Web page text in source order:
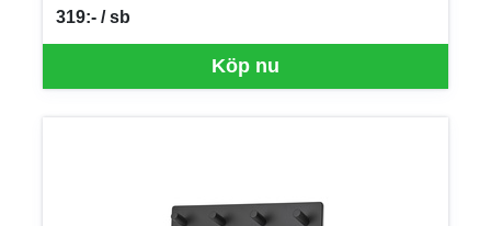
Köp nu
319:- / sb
SEK per SB